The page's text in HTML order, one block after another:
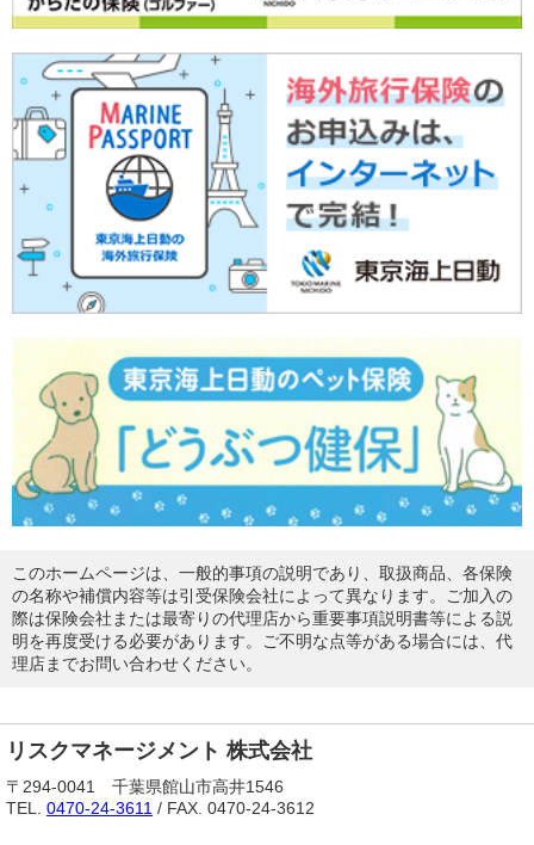
このホームページは、一般的事項の説明であり、取扱商品、各保険
の名称や補償内容等は引受保険会社によって異なります。ご加入の
際は保険会社または最寄りの代理店から重要事項説明書等による説
明を再度受ける必要があります。ご不明な点等がある場合には、代
理店までお問い合わせください。
リスクマネージメント 株式会社
〒294-0041 千葉県館山市高井1546
TEL. 0470-24-3611 / FAX. 0470-24-3612